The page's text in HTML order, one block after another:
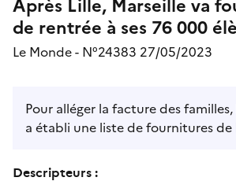
Après Lille, Marseille va
de rentrée à ses 76 000
Le Monde - N°24383 27/05/2023
Pour alléger la facture des
a établi une liste de fournitures de
Descripteurs :